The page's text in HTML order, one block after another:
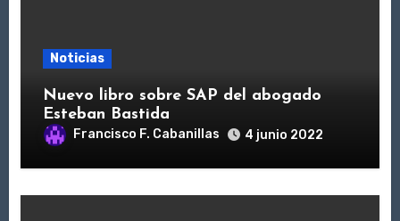
Noticias
Nuevo libro sobre SAP del abogado
Esteban Bastida
Francisco F. Cabanillas 4 junio 2022